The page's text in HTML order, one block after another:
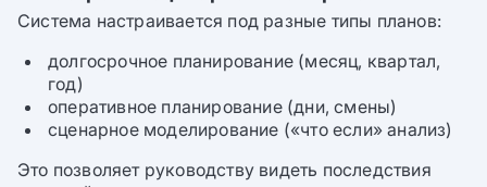
Система настраивается под разные типы планов:
долгосрочное планирование (месяц, квартал,
год)
оперативное планирование (дни, смены)
сценарное моделирование («что если» анализ)
Это позволяет руководству видеть последствия